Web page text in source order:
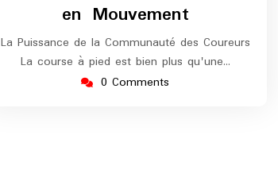
en Mouvement
La Puissance de la Communauté des Coureurs
La course à pied est bien plus qu'une…
0 Comments